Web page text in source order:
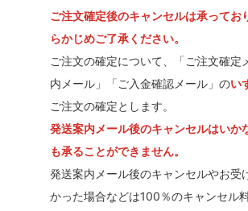
ご注文確定後のキャンセルは承ってお
らかじめご了承ください。
ご注文の確定について、「ご注文確定
内メール」「ご入金確認メール」のい
ご注文の確定とします。
発送案内メール後のキャンセルはいか
も承ることができません。
発送案内メール後のキャンセルやお受
かった場合などは100％のキャンセル